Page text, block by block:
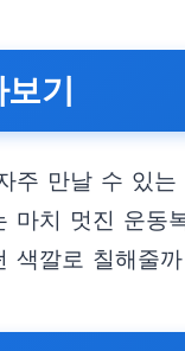
기
주 만날 수 있
마치 멋진 운
색깔로 칠해줄